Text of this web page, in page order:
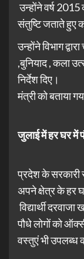
उन्होंने वर्ष 2015
संतुष्टि जताते हुए
उन्होंने विभाग
,बुनियाद , कला
निर्देश दिए।
मंत्री को बताया
जुलाईमेंहरघरमें
प्रदेश के सरकारी
अपने क्षेत्र के हर
विद्यार्थी
पौधे लोगों को
वस्तुएं भी उपलब्ध